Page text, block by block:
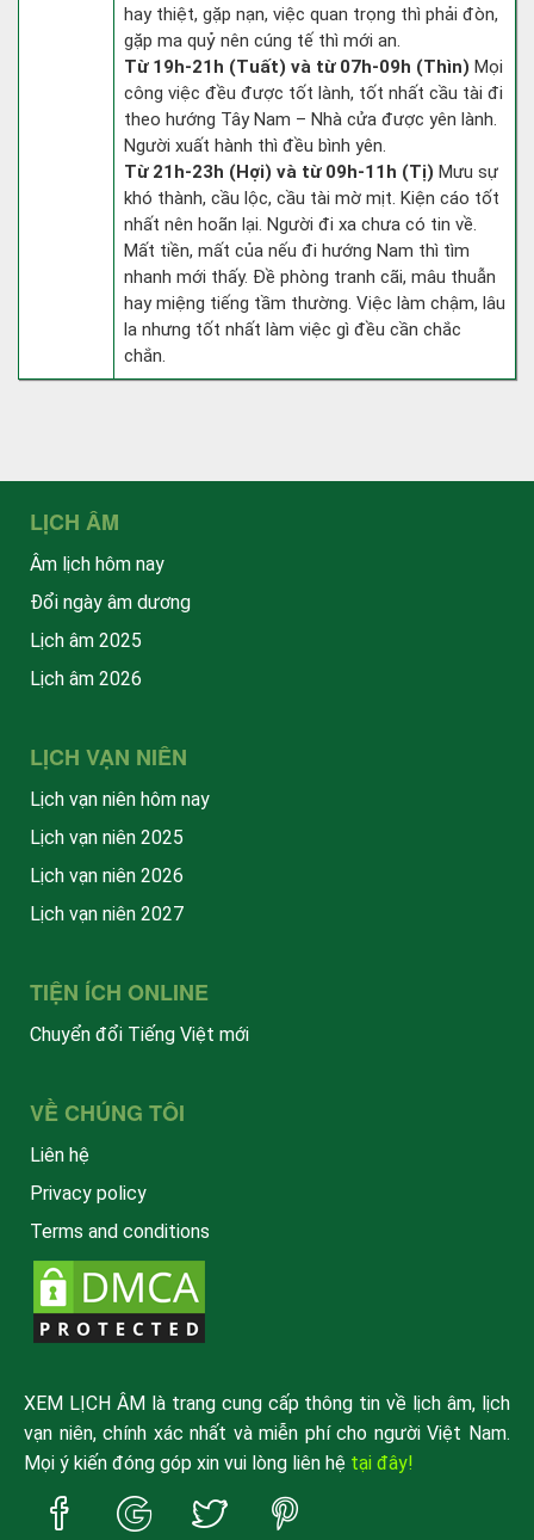
hay thiệt, gặp nạn, việc quan trọng thì phải đòn,
gặp ma quỷ nên cúng tế thì mới an.
Từ 19h-21h (Tuất) và từ 07h-09h (Thìn) Mọi
công việc đều được tốt lành, tốt nhất cầu tài đi
theo hướng Tây Nam – Nhà cửa được yên lành.
Người xuất hành thì đều bình yên.
Từ 21h-23h (Hợi) và từ 09h-11h (Tị) Mưu sự
khó thành, cầu lộc, cầu tài mờ mịt. Kiện cáo tốt
nhất nên hoãn lại. Người đi xa chưa có tin về.
Mất tiền, mất của nếu đi hướng Nam thì tìm
nhanh mới thấy. Đề phòng tranh cãi, mâu thuẫn
hay miệng tiếng tầm thường. Việc làm chậm, lâu
la nhưng tốt nhất làm việc gì đều cần chắc
chắn.
LỊCH ÂM
Âm lịch hôm nay
Đổi ngày âm dương
Lịch âm 2025
Lịch âm 2026
LỊCH VẠN NIÊN
Lịch vạn niên hôm nay
Lịch vạn niên 2025
Lịch vạn niên 2026
Lịch vạn niên 2027
TIỆN ÍCH ONLINE
Chuyển đổi Tiếng Việt mới
VỀ CHÚNG TÔI
Liên hệ
Privacy policy
Terms and conditions
XEM LỊCH ÂM là trang cung cấp thông tin về lịch âm, lịch
vạn niên, chính xác nhất và miễn phí cho người Việt Nam.
Mọi ý kiến đóng góp xin vui lòng liên hệ tại đây!
Trang
Facebook
Trang
Google
Trang
Twitter
Trang
Pinterest